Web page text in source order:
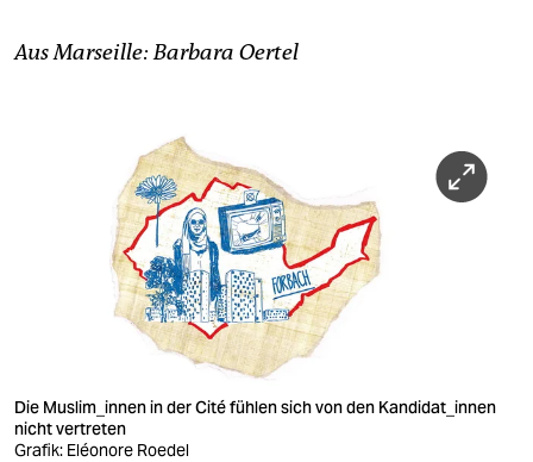
Aus Marseille: Barbara Oertel
Die Muslim_innen in der Cité fühlen sich von den Kandidat_innen
nicht vertreten
Grafik: Eléonore Roedel